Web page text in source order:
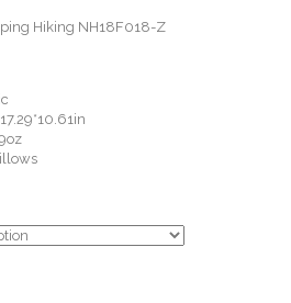
Hiking NH18F018-Z